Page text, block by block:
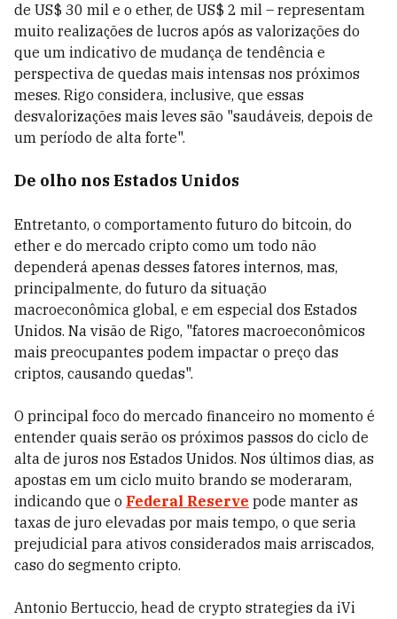
de US$ 30 mil e o ether, de US$ 2 mil – representam
muito realizações de lucros após as valorizações do
que um indicativo de mudança de tendência e
perspectiva de quedas mais intensas nos próximos
meses. Rigo considera, inclusive, que essas
desvalorizações mais leves são "saudáveis, depois de
um período de alta forte".
De olho nos Estados Unidos
Entretanto, o comportamento futuro do bitcoin, do
ether e do mercado cripto como um todo não
dependerá apenas desses fatores internos, mas,
principalmente, do futuro da situação
macroeconômica global, e em especial dos Estados
Unidos. Na visão de Rigo, "fatores macroeconômicos
mais preocupantes podem impactar o preço das
criptos, causando quedas".
O principal foco do mercado financeiro no momento é
entender quais serão os próximos passos do ciclo de
alta de juros nos Estados Unidos. Nos últimos dias, as
apostas em um ciclo muito brando se moderaram,
indicando que o Federal Reserve pode manter as
taxas de juro elevadas por mais tempo, o que seria
prejudicial para ativos considerados mais arriscados,
caso do segmento cripto.
Antonio Bertuccio, head de crypto strategies da iVi